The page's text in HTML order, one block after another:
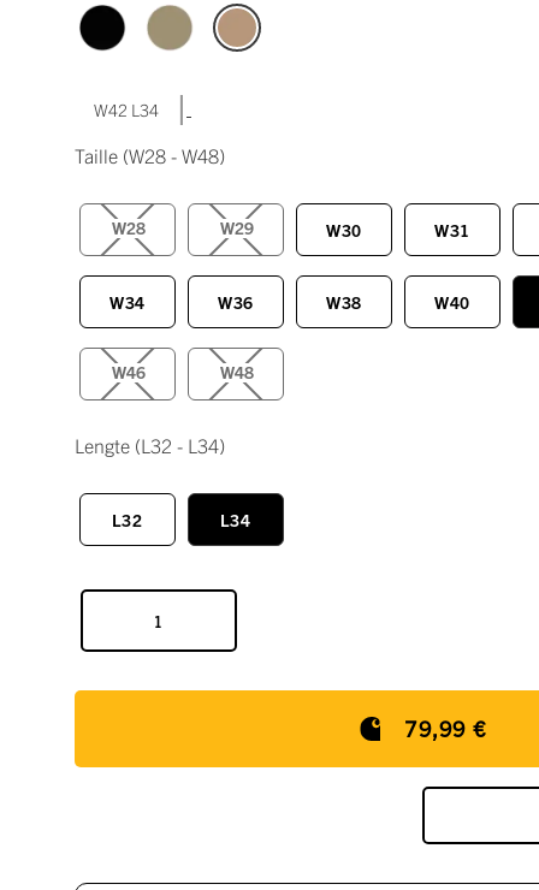
W42 L34 |
Taille (W28 - W48)
W28 W29 W30 W31
W34 W36 W38 W40
W46 W48
Lengte (L32 - L34)
L32 L34
79,99 €